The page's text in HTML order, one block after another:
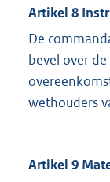
Artikel 8
De
bevel over
wethouders
Artikel 9